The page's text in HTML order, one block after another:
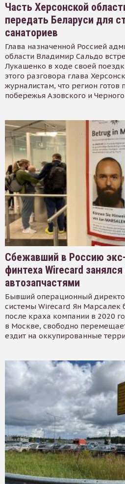
Часть Херсонской
передать Беларуси для
санаториев
Глава назначенной Россией
области Владимир Сальдо
Лукашенко в ходе своей
этого разговора глава
журналистам, что регион готов
побережья Азовского и
Сбежавший в Россию
финтеха Wirecard
автозапчастями
Бывший операционный
системы Wirecard Ян Марсалек
после краха компании в 2020
в Москве, свободно
ездит на оккупированные